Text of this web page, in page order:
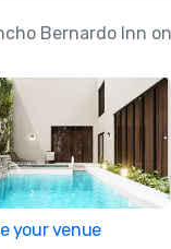
Bernardo Inn
your venue